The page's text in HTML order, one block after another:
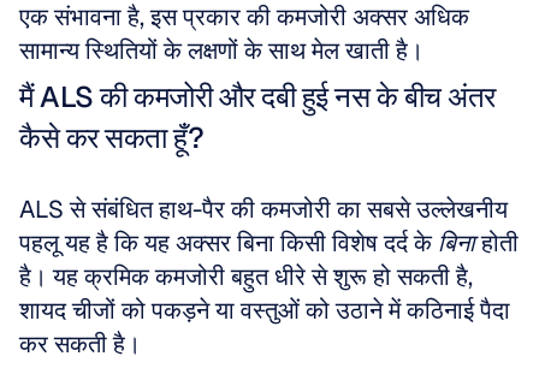
एक संभावना है, इस प्रकार की कमजोरी अक्सर अधिक
सामान्य स्थितियों के लक्षणों के साथ मेल खाती है।
मैं ALS की कमजोरी और दबी हुई नस के बीच अंतर
कैसे कर सकता हूँ?
ALS से संबंधित हाथ-पैर की कमजोरी का सबसे उल्लेखनीय
पहलू यह है कि यह अक्सर बिना किसी विशेष दर्द के बिना होती
है। यह क्रमिक कमजोरी बहुत धीरे से शुरू हो सकती है,
शायद चीजों को पकड़ने या वस्तुओं को उठाने में कठिनाई पैदा
कर सकती है।